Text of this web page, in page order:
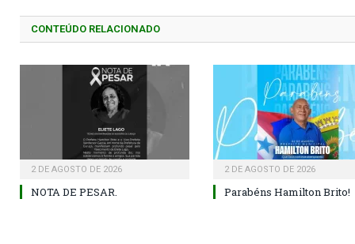
CONTEÚDO RELACIONADO
2 DE AGOSTO DE 2026
NOTA DE PESAR.
2 DE AGOSTO DE 2026
Parabéns Hamilton Brito!